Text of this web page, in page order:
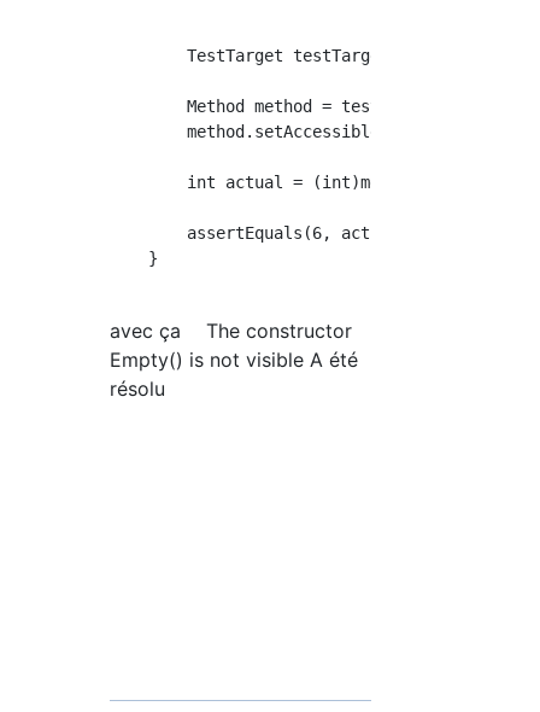
TestTarget testTarget =
Method method =
        method.setAccessible(true);
int actual =
        assertEquals(6, actual);
    }
avec ça The constructor
Empty() is not visible A été
résolu